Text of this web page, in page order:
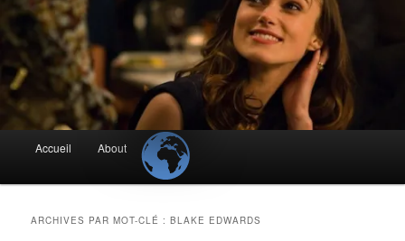
principal
Accueil About
ARCHIVES PAR MOT-CLÉ :BLAKE EDWARDS